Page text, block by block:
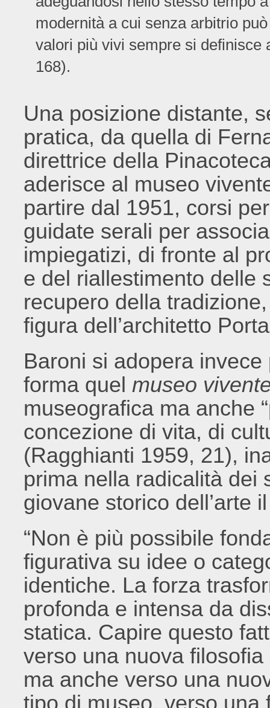
modernità a cui senza arbitrio
valori più vivi sempre si definisce
168).
Una posizione distante,
pratica, da quella di
direttrice della
aderisce al museo
partire dal 1951, corsi
guidate serali per
impiegatizi, di fronte al
e del riallestimento delle
recupero della
figura dell’architetto
Baroni si adopera
forma quel museo
museografica ma anche
concezione di vita, di
(Ragghianti 1959, 21),
prima nella radicalità dei
giovane storico dell’arte
“Non è più possibile
figurativa su idee o
identiche. La forza
profonda e intensa da
statica. Capire questo
verso una nuova
ma anche verso una
tipo di museo, verso